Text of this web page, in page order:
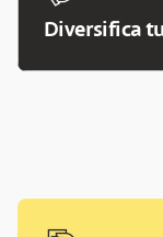
Diversifica